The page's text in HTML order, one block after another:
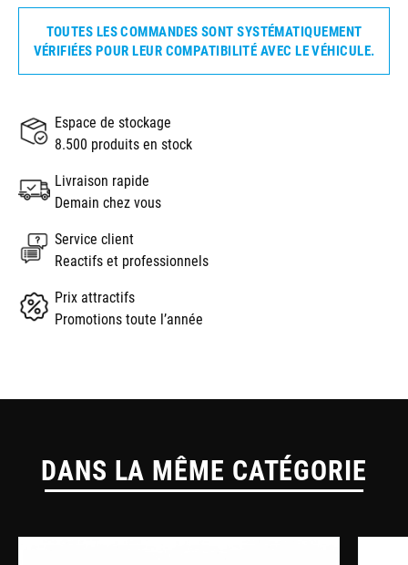
TOUTES LES COMMANDES SONT SYSTÉMATIQUEMENT
VÉRIFIÉES POUR LEUR COMPATIBILITÉ AVEC LE VÉHICULE.
Espace de stockage
8.500 produits en stock
Livraison rapide
Demain chez vous
Service client
Reactifs et professionnels
Prix attractifs
Promotions toute l’année
DANS LA MÊME CATÉGORIE